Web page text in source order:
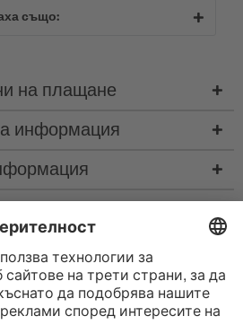
също:
на плащане
информация
нужда такса за наложен платеж, ако не е
посочено друго
на Bluetooth® са регистрирани търговски